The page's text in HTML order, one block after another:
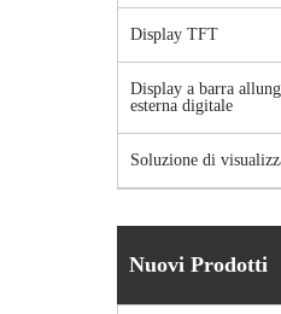
Display TFT
Display a barra
esterna digitale
Soluzione di
Nuovi Prodotti